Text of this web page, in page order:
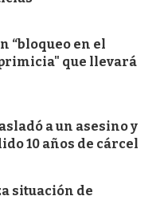
“bloqueo en el
que llevará
a un asesino y
10 años de cárcel
situación de